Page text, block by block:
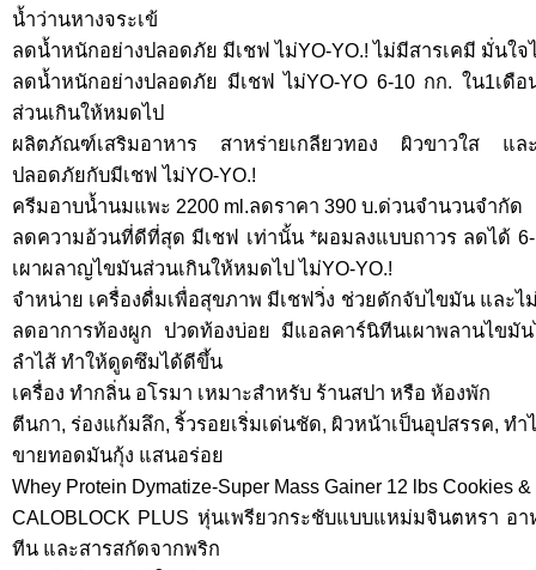
น้ำว่านหางจระเข้
ลดน้ำหนักอย่างปลอดภัย มีเชฟ ไม่YO-YO.! ไม่มีสารเคมี มั่นใจ
ลดน้ำหนักอย่างปลอดภัย มีเชฟ ไม่YO-YO 6-10 กก. ใน1เดื
ส่วนเกินให้หมดไป
ผลิตภัณฑ์เสริมอาหาร สาหร่ายเกลียวทอง ผิวขาวใส แล
ปลอดภัยกับมีเชฟ ไม่YO-YO.!
ครีมอาบน้ำนมแพะ 2200 ml.ลดราคา 390 บ.ด่วนจำนวนจำกัด
ลดความอ้วนที่ดีที่สุด มีเชฟ เท่านั้น *ผอมลงแบบถาวร ลดได้
เผาผลาญไขมันส่วนเกินให้หมดไป ไม่YO-YO.!
จำหน่าย เครื่องดื่มเพื่อสุขภาพ มีเชฟวิ่ง ช่วยดักจับไขมัน และไ
ลดอาการท้องผูก ปวดท้องบ่อย มีแอลคาร์นิทีนเผาพลานไขมั
ลำไส้ ทำให้ดูดซึมได้ดีขึ้น
เครื่อง ทำกลิ่น อโรมา เหมาะสำหรับ ร้านสปา หรือ ห้องพัก
ตีนกา, ร่องแก้มลึก, ริ้วรอยเริ่มเด่นชัด, ผิวหน้าเป็นอุปสรรค, ทำ
ขายทอดมันกุ้ง แสนอร่อย
Whey Protein Dymatize-Super Mass Gainer 12 lbs Cookies
CALOBLOCK PLUS หุ่นเพรียวกระชับแบบแหม่มจินตหรา อ
ทีน และสารสกัดจากพริก